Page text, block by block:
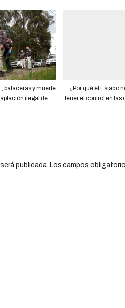
balaceras y muerte
ilegal de
¿Por qué el Estado
tener el control en las
publicada. Los campos